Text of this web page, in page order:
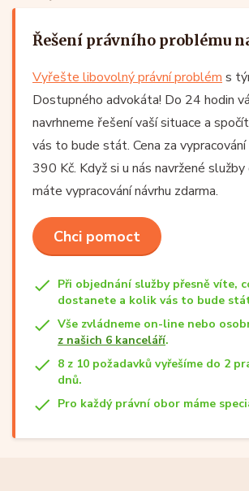
Řešení právního problému
Vyřešte libovolný právní problém s
Dostupného advokáta! Do 24 hodin
navrhneme řešení vaší situace a
vás to bude stát. Cena za vypracování
390 Kč. Když si u nás navržené
máte vypracování návrhu zdarma.
Chci pomoct
Při objednání služby přesně víte,
dostanete a kolik vás to bude
Vše zvládneme on-line nebo
z našich 6 kanceláří.
8 z 10 požadavků vyřešíme do 2
dnů.
Pro každý právní obor máme